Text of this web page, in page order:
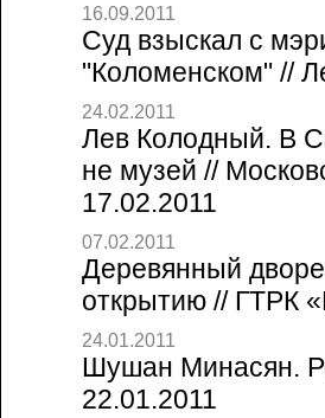
16.09.2011
Суд взыскал с
"Коломенском" //
24.02.2011
Лев Колодный. В
не музей //
17.02.2011
07.02.2011
Деревянный
открытию // ГТРК
24.01.2011
Шушан Минасян.
22.01.2011